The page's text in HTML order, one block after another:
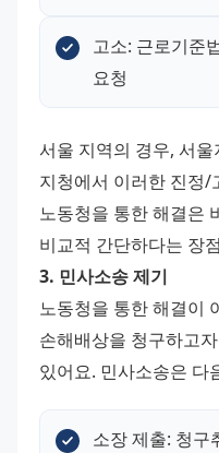
고소: 근로기준
요청
서울 지역의 경우, 서
지청에서 이러한 진정/
노동청을 통한 해결은
비교적 간단하다는 장
3. 민사소송 제기
노동청을 통한 해결이
손해배상을 청구하고
있어요. 민사소송은 다
소장 제출: 청구